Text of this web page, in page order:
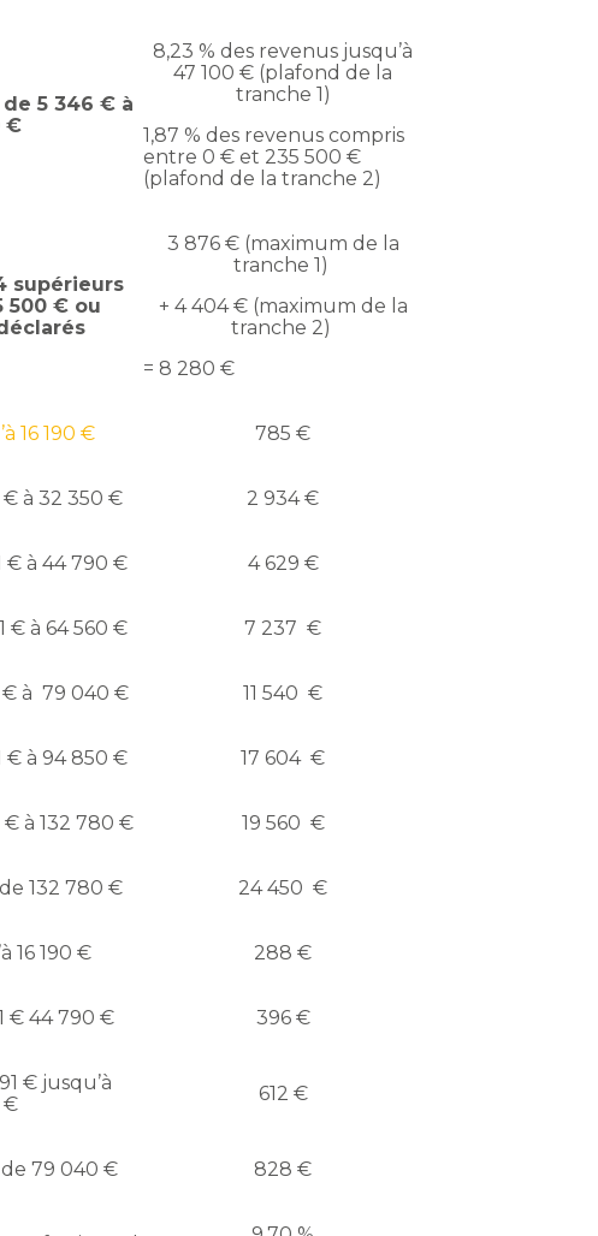
5 346 € à
€
8,23 % des revenus jusqu’à
47 100 € (plafond de la
tranche 1)
1,87 % des revenus compris
entre 0 € et 235 500 €
(plafond de la tranche 2)
supérieurs
500 € ou
3 876 € (maximum de la
tranche 1)
+ 4 404 € (maximum de la
tranche 2)
= 8 280 €
16 190 € 785 €
€ à 32 350 € 2 934 €
€ à 44 790 € 4 629 €
€ à 64 560 € 7 237 €
€ à 79 040 € 11 540 €
€ à 94 850 € 17 604 €
€ à 132 780 € 19 560 €
132 780 € 24 450 €
16 190 € 288 €
€ 44 790 € 396 €
€ jusqu’à
€
612 €
de 79 040 € 828 €